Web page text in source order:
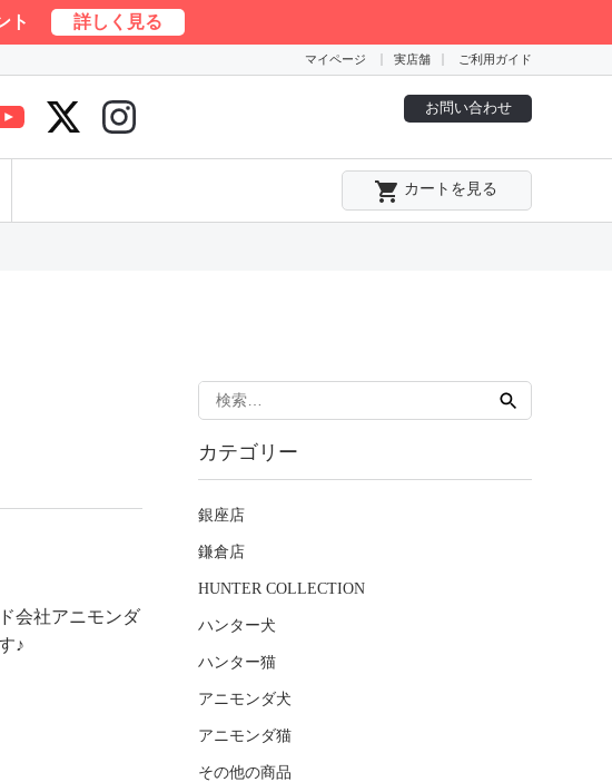
ト 詳しく見る
マイページ 実店舗 ご利用ガイド
お問い合わせ
local_grocery_store カートを見る
会社アニモンダ
♪
検
索:
カテゴリー
銀座店
鎌倉店
HUNTER COLLECTION
ハンター犬
ハンター猫
アニモンダ犬
アニモンダ猫
その他の商品